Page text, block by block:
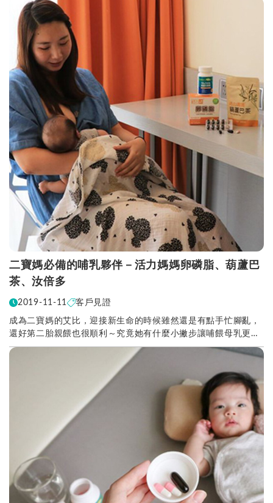
二寶媽必備的哺乳夥伴－活力媽媽卵磷脂、葫蘆巴
茶、汝倍多
2019-11-11 客戶見證
成為二寶媽的艾比，迎接新生命的時候雖然還是有點手忙腳亂，
還好第二胎親餵也很順利～究竟她有什麼小撇步讓哺餵母乳更加
事半功倍呢！